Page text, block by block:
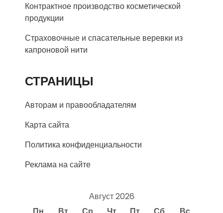
Контрактное производство косметической
продукции
Страховочные и спасательные веревки из
капроновой нити
СТРАНИЦЫ
Авторам и правообладателям
Карта сайта
Политика конфиденциальности
Реклама на сайте
Август 2026